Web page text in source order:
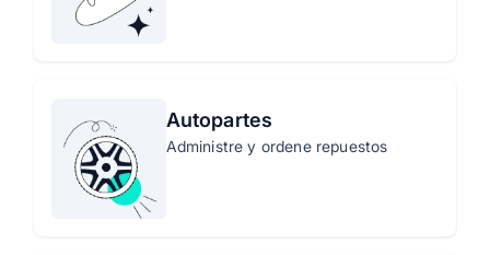
Autopartes
Administre y ordene repuestos